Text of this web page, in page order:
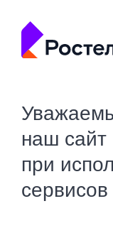
наш сайт
при
сервисов